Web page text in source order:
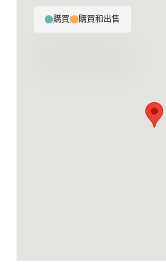
購買| 購買和出售